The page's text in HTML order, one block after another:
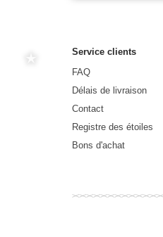
Service clients
FAQ
Délais de livraison
Contact
Registre des étoiles
Bons d'achat